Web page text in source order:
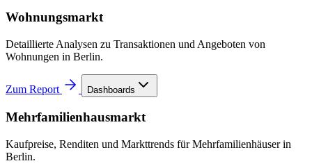
Wohnungsmarkt
Detaillierte Analysen zu Transaktionen und Angeboten von
Wohnungen in Berlin.
Zum Report Dashboards
Mehrfamilienhausmarkt
Kaufpreise, Renditen und Markttrends für Mehrfamilienhäuser in
Berlin.